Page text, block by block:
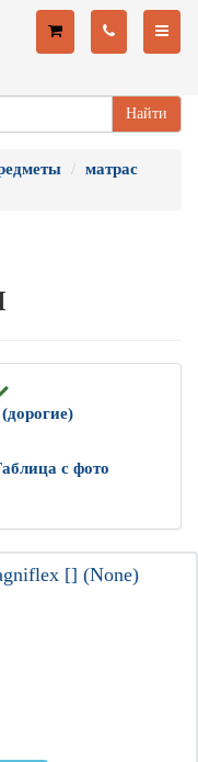
Найти
матрас
с фото
[] (None)